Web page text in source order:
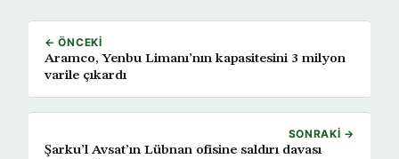
← ÖNCEKI
Aramco, Yenbu Limanı’nın kapasitesini 3 milyon
varile çıkardı
SONRAKI →
Şarku’l Avsat’ın Lübnan ofisine saldırı davası